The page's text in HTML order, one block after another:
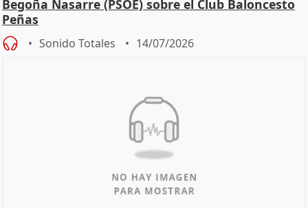
Begoña Nasarre (PSOE) sobre el Club Baloncesto
Peñas
Sonido Totales 14/07/2026